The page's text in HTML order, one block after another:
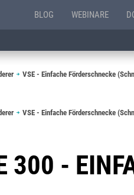
BLOG WEBINARE
VSE - Einfache Förderschnecke
VSE - Einfache Förderschnecke
300 -